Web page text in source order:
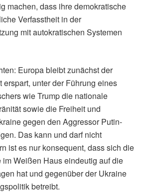
machen, dass ihre demokratische
Verfasstheit in der
mit autokratischen Systemen
Europa bleibt zunächst der
erspart, unter der Führung eines
wie Trump die nationale
sowie die Freiheit und
gegen den Aggressor Putin-
Das kann und darf nicht
ist es nur konsequent, dass sich die
im Weißen Haus eindeutig auf die
hat und gegenüber der Ukraine
betreibt.